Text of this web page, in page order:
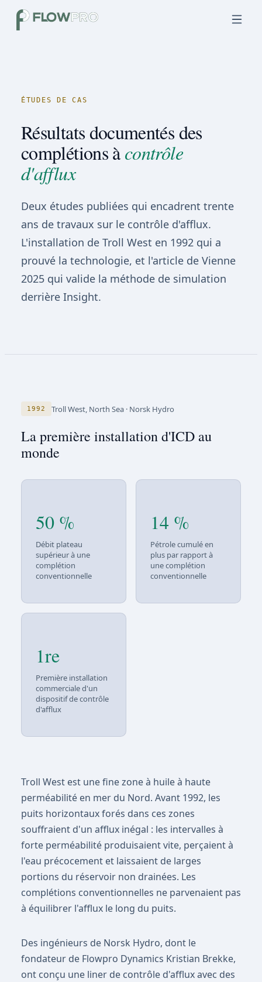
ÉTUDES DE CAS
Résultats documentés des
complétions àcontrôle
d'afflux
Deux études publiées qui encadrent trente
ans de travaux sur le contrôle d'afflux.
L'installation de Troll West en 1992 qui a
prouvé la technologie, et l'article de Vienne
2025 qui valide la méthode de simulation
derrière Insight.
1992 Troll West, North Sea · Norsk Hydro
La première installation d'ICD au
monde
50 %
Débit plateau
supérieur à une
complétion
conventionnelle
14 %
Pétrole cumulé en
plus par rapport à
une complétion
conventionnelle
1re
Première installation
commerciale d'un
dispositif de contrôle
d'afflux
Troll West est une fine zone à huile à haute
perméabilité en mer du Nord. Avant 1992, les
puits horizontaux forés dans ces zones
souffraient d'un afflux inégal : les intervalles à
forte perméabilité produisaient vite, perçaient à
l'eau précocement et laissaient de larges
portions du réservoir non drainées. Les
complétions conventionnelles ne parvenaient pas
à équilibrer l'afflux le long du puits.
Des ingénieurs de Norsk Hydro, dont le
fondateur de Flowpro Dynamics Kristian Brekke,
ont conçu une liner de contrôle d'afflux avec des